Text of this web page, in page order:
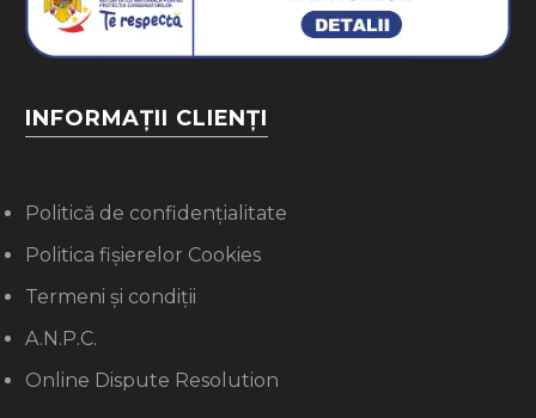
INFORMAȚII CLIENȚI
Politică de confidențialitate
Politica fișierelor Cookies
Termeni și condiții
A.N.P.C.
Online Dispute Resolution